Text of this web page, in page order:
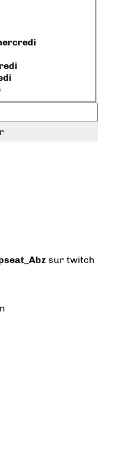
sur twitch